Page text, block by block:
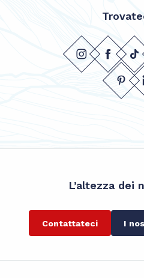
L’altezza dei
Contattateci I